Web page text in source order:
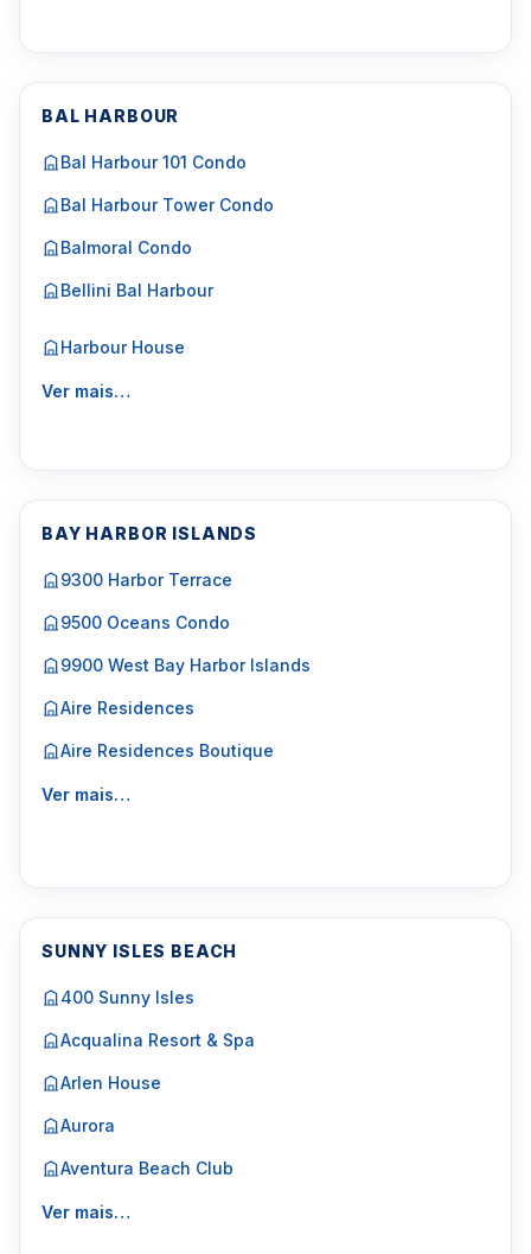
BAL HARBOUR
Bal Harbour 101 Condo
Bal Harbour Tower Condo
Balmoral Condo
Bellini Bal Harbour
Harbour House
Ver mais…
BAY HARBOR ISLANDS
9300 Harbor Terrace
9500 Oceans Condo
9900 West Bay Harbor Islands
Aire Residences
Aire Residences Boutique
Ver mais…
SUNNY ISLES BEACH
400 Sunny Isles
Acqualina Resort & Spa
Arlen House
Aurora
Aventura Beach Club
Ver mais…